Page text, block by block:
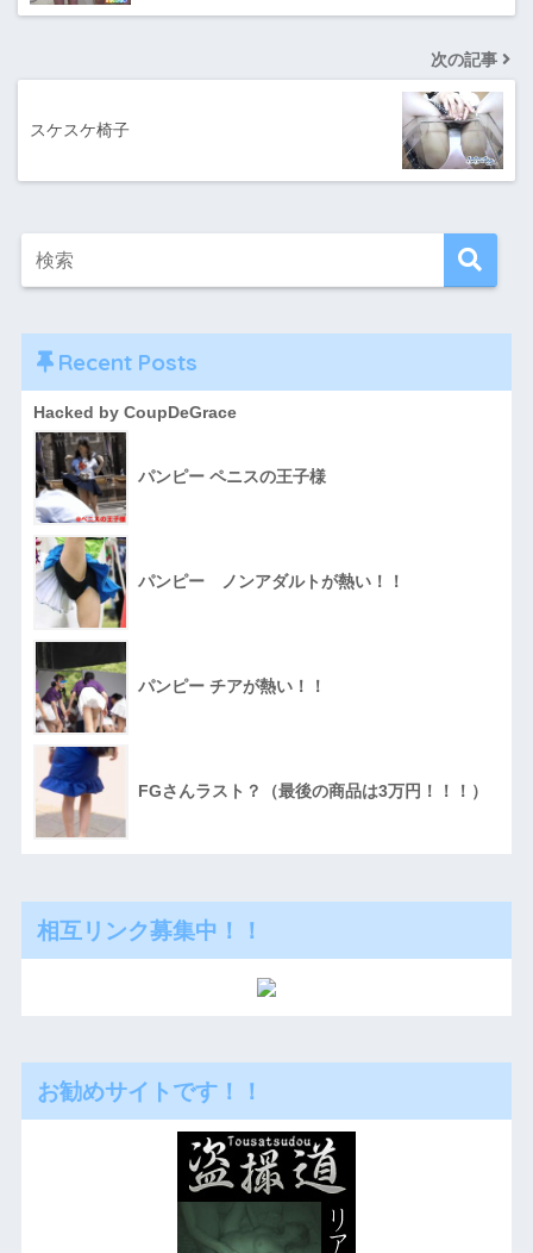
次の記事
スケスケ椅子
Recent Posts
Hacked by CoupDeGrace
パンピー ペニスの王子様
パンピー ノンアダルトが熱い！！
パンピー チアが熱い！！
FGさんラスト？（最後の商品は3万円！！！）
相互リンク募集中！！
お勧めサイトです！！